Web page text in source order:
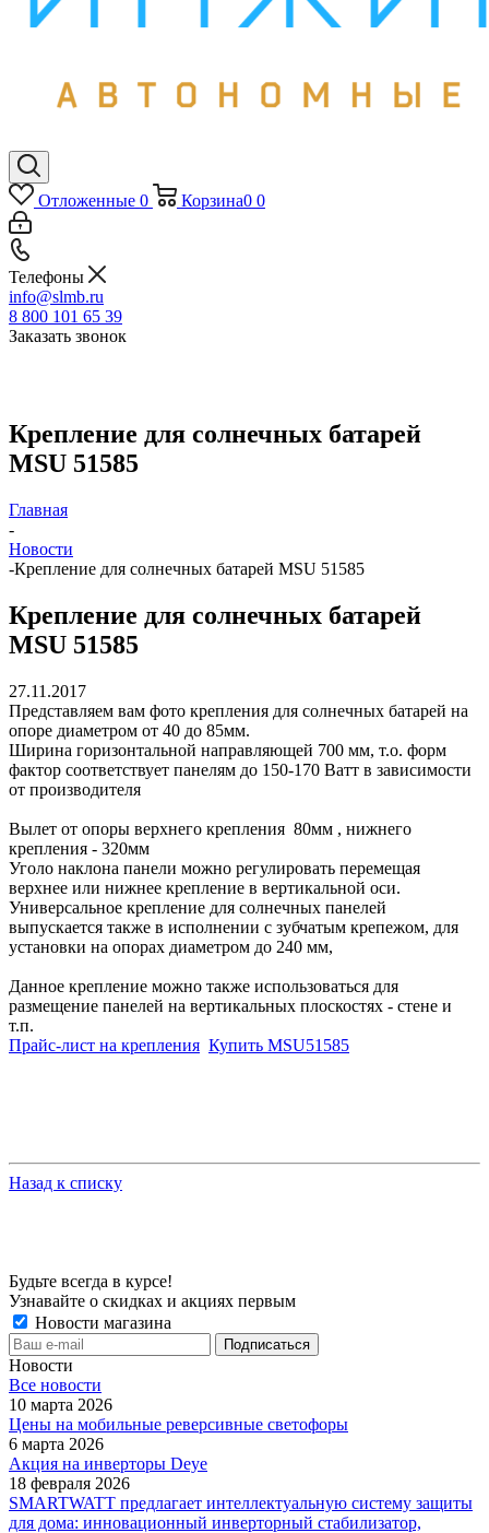
Отложенные 0 Корзина0 0
Телефоны
info@slmb.ru
8 800 101 65 39
Заказать звонок
Крепление для солнечных батарей
MSU 51585
Главная
-
Новости
-Крепление для солнечных батарей MSU 51585
Крепление для солнечных батарей
MSU 51585
27.11.2017
Представляем вам фото крепления для солнечных батарей на
опоре диаметром от 40 до 85мм.
Ширина горизонтальной направляющей 700 мм, т.о. форм
фактор соответствует панелям до 150-170 Ватт в зависимости
от производителя
Вылет от опоры верхнего крепления 80мм , нижнего
крепления - 320мм
Уголо наклона панели можно регулировать перемещая
верхнее или нижнее крепление в вертикальной оси.
Универсальное крепление для солнечных панелей
выпускается также в исполнении с зубчатым крепежом, для
установки на опорах диаметром до 240 мм,
Данное крепление можно также использоваться для
размещение панелей на вертикальных плоскостях - стене и
т.п.
Прайс-лист на крепления Купить MSU51585
Назад к списку
Будьте всегда в курсе!
Узнавайте о скидках и акциях первым
Новости магазина
Новости
Все новости
10 марта 2026
Цены на мобильные реверсивные светофоры
6 марта 2026
Акция на инверторы Deye
18 февраля 2026
SMARTWATT предлагает интеллектуальную систему защиты
для дома: инновационный инверторный стабилизатор,